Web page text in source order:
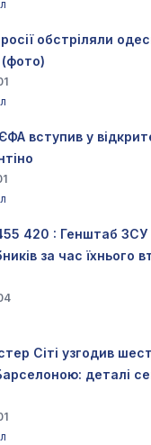
обстріляли
вступив у
420 : Генштаб ЗСУ
за час їхнього
Сіті узгодив
деталі